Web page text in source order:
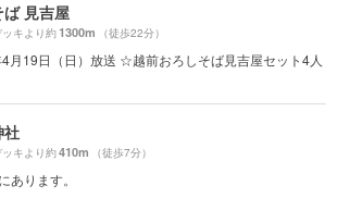
ば 見吉屋
キより約1300m （徒歩22分）
月19日（日）放送 ☆越前おろしそば見吉屋セット4人
社
キより約410m （徒歩7分）
あります。